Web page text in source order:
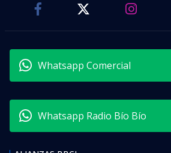
Whatsapp Comercial
Whatsapp Radio Bío Bío